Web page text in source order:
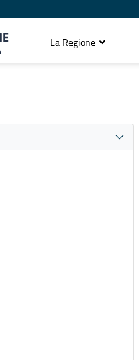
La Regione